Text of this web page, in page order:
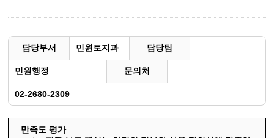
담당부서 민원토지과 담당팀
민원행정 문의처
02-2680-2309
만족도 평가